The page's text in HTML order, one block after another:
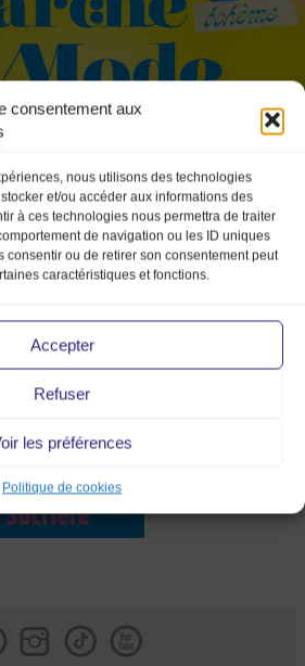
consentement aux
nous utilisons des technologies
et/ou accéder aux informations des
à ces technologies nous permettra de traiter
de navigation ou les ID uniques
consentir ou de retirer son consentement peut
caractéristiques et fonctions.
Accepter
Refuser
les préférences
Politique de cookies